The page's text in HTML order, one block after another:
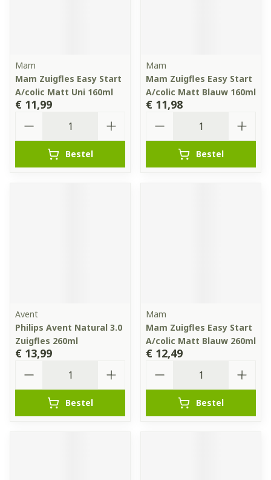
Mam
Mam Zuigfles Easy Start
A/colic Matt Uni 160ml
€ 11,99
Bestel
Mam
Mam Zuigfles Easy Start
A/colic Matt Blauw 160ml
€ 11,98
Bestel
Avent
Philips Avent Natural 3.0
Zuigfles 260ml
€ 13,99
Bestel
Mam
Mam Zuigfles Easy Start
A/colic Matt Blauw 260ml
€ 12,49
Bestel